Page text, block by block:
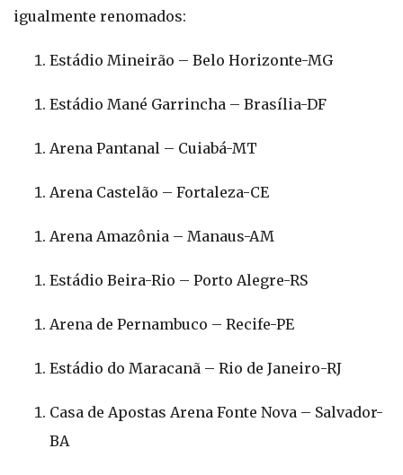
igualmente renomados:
Estádio Mineirão – Belo Horizonte-MG
Estádio Mané Garrincha – Brasília-DF
Arena Pantanal – Cuiabá-MT
Arena Castelão – Fortaleza-CE
Arena Amazônia – Manaus-AM
Estádio Beira-Rio – Porto Alegre-RS
Arena de Pernambuco – Recife-PE
Estádio do Maracanã – Rio de Janeiro-RJ
Casa de Apostas Arena Fonte Nova – Salvador-
BA